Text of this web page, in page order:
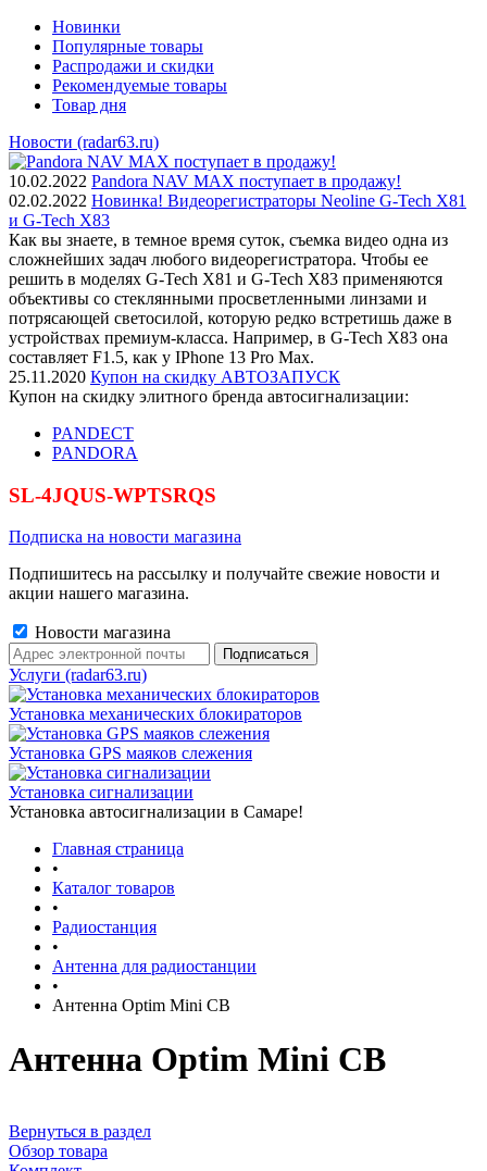
Новинки
Популярные товары
Распродажи и скидки
Рекомендуемые товары
Товар дня
Новости (radar63.ru)
10.02.2022 Pandora NAV MAX поступает в продажу!
02.02.2022 Новинка! Видеорегистраторы Neoline G-Tech X81
и G-Tech X83
Как вы знаете, в темное время суток, съемка видео одна из
сложнейших задач любого видеорегистратора. Чтобы ее
решить в моделях G-Tech X81 и G-Tech X83 применяются
объективы со стеклянными просветленными линзами и
потрясающей светосилой, которую редко встретишь даже в
устройствах премиум-класса. Например, в G-Tech X83 она
составляет F1.5, как у IPhone 13 Pro Max.
25.11.2020 Купон на скидку АВТОЗАПУСК
Купон на скидку элитного бренда автосигнализации:
PANDECT
PANDORA
SL-4JQUS-WPTSRQS
Подписка на новости магазина
Подпишитесь на рассылку и получайте свежие новости и
акции нашего магазина.
Новости магазина
Услуги (radar63.ru)
Установка механических блокираторов
Установка GPS маяков слежения
Установка сигнализации
Установка автосигнализации в Самаре!
Главная страница
•
Каталог товаров
•
Радиостанция
•
Антенна для радиостанции
•
Антенна Optim Mini CB
Антенна Optim Mini CB
Вернуться в раздел
Обзор товара